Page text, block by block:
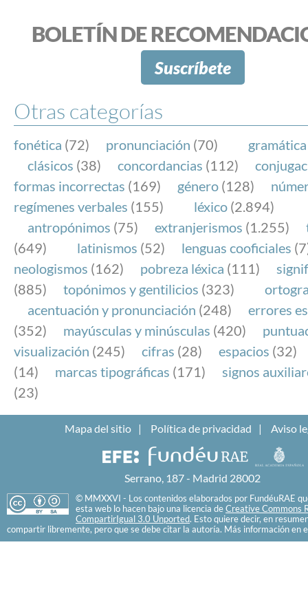
BOLETÍN DE
Suscríbete
Otras categorías
fonética (72) pronunciación (70) gramática
clásicos (38) concordancias (112)
formas incorrectas (169) género (128)
regímenes verbales (155) léxico (2.894)
antropónimos (75) extranjerismos (1.255)
(649)
latinismos (52) lenguas cooficiales
neologismos (162) pobreza léxica (111)
(885)
topónimos y gentilicios (323)
acentuación y pronunciación (248)
errores
(352)
mayúsculas y minúsculas (420)
visualización (245) cifras (28) espacios (32)
(14)
marcas tipográficas (171)
signos
(23)
Mapa del sitio Política de privacidad Aviso
Serrano, 187 - Madrid 28002
© MMXXVI - Los contenidos elaborados por FundéuRAE
esta web lo hacen bajo una licencia de Creative Commons
CompartirIgual 3.0 Unported. Esto quiere decir, en
compartir libremente, pero que se debe citar la autoría. Más información en